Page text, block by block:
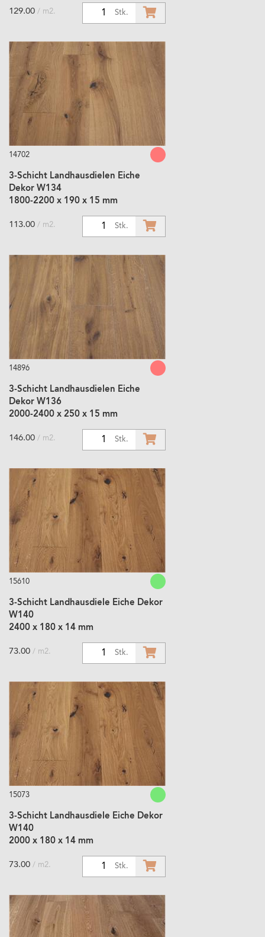
Stk.
129.00 / m2.
14702
3-Schicht Landhausdielen Eiche
Dekor W134
1800-2200 x 190 x 15 mm
Stk.
113.00 / m2.
14896
3-Schicht Landhausdielen Eiche
Dekor W136
2000-2400 x 250 x 15 mm
Stk.
146.00 / m2.
15610
3-Schicht Landhausdiele Eiche Dekor
W140
2400 x 180 x 14 mm
Stk.
73.00 / m2.
15073
3-Schicht Landhausdiele Eiche Dekor
W140
2000 x 180 x 14 mm
Stk.
73.00 / m2.